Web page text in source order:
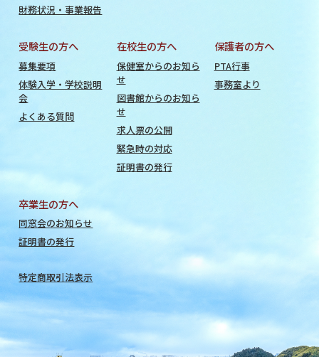
財務状況・事業報告
受験生の方へ
募集要項
体験入学・学校説明
会
よくある質問
在校生の方へ
保健室からのお知ら
せ
図書館からのお知ら
せ
求人票の公開
緊急時の対応
証明書の発行
保護者の方へ
PTA行事
事務室より
卒業生の方へ
同窓会のお知らせ
証明書の発行
特定商取引法表示